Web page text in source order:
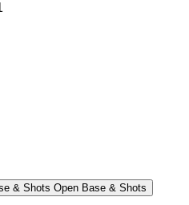
& Shots Open Base & Shots